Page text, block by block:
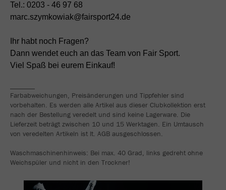
Tel.: 0203 - 46 97 68
marc.szymkowiak@fairsport24.de
Ihr habt noch Fragen?
Dann wendet euch an das Team von Fair Sport.
Viel Spaß bei eurem Einkauf!
Farbabweichungen, Preisänderungen und Tippfehler sind
vorbehalten. Es werden alle Artikel aus dieser Clubkollektion erst
nach der Bestellung veredelt und sind keine Lagerware. Die
Lieferzeit beträgt zwischen 10 und 15 Werktagen. Ein Umtausch
von veredelten Artikeln ist lt. AGB ausgeschlossen.
Waschmaschinenhinweis: Bei max. 40 Grad, links gedreht ohne
Weichspüler und nicht in den Trockner!